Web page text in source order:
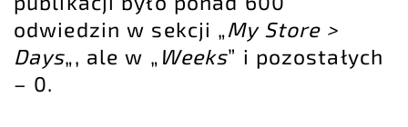
odwiedzin w sekcji „My Store >
Days„, ale w „ Weeks” i pozostałych
– 0.